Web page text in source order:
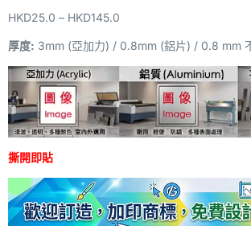
HKD25.0 – HKD145.0
厚度: 3mm (亞加力) / 0.8mm (鋁片) / 0.8 mm
撕開即貼